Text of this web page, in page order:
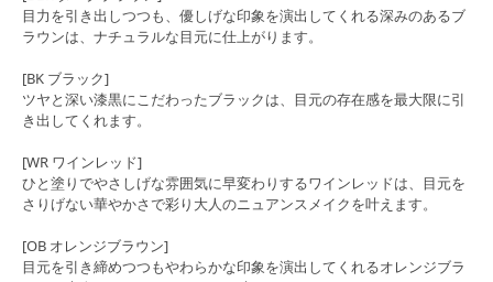
目力を引き出しつつも、優しげな印象を演出してくれる深みのあるブ
ラウンは、ナチュラルな目元に仕上がります。
[BK ブラック]
ツヤと深い漆黒にこだわったブラックは、目元の存在感を最大限に引
き出してくれます。
[WR ワインレッド]
ひと塗りでやさしげな雰囲気に早変わりするワインレッドは、目元を
さりげない華やかさで彩り大人のニュアンスメイクを叶えます。
[OB オレンジブラウン]
目元を引き締めつつもやわらかな印象を演出してくれるオレンジブラ